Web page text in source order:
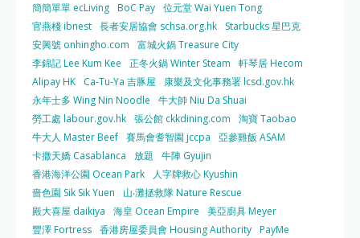
簡簡單單 ecLiving BoC Pay 位元堂 Wai Yuen Tong
官燕棧 ibnest 長者安居協會 schsa.org.hk
Starbucks 星巴克
安興號 onhingho.com
富城火鍋 Treasure City
李錦記 Lee Kum Kee
正冬火鍋 Winter Steam
軒琴居 Hecom
Alipay HK
Ca-Tu-Ya 吉豚屋
康樂及文化事務署 lcsd.gov.hk
永年士多 Wing Nin Noodle
牛大帥 Niu Da Shuai
勞工處 labour.gov.hk 張公館 ckkdining.com
淘寶 Taobao
牛大人 Master Beef 賽馬會耆智園 jccpa
亞參雞飯 ASAM
卡撒天嬌 Casablanca
放題
牛陣 Gyujin
香港海洋公園 Ocean Park
人字牌救心 Kyushin
嗇色園 Sik Sik Yuen
山‧灘拯救隊 Nature Rescue
殿大喜屋 daikiya
海皇 Ocean Empire
美亞廚具 Meyer
豐澤 Fortress 香港房屋委員會 Housing Authority PayMe